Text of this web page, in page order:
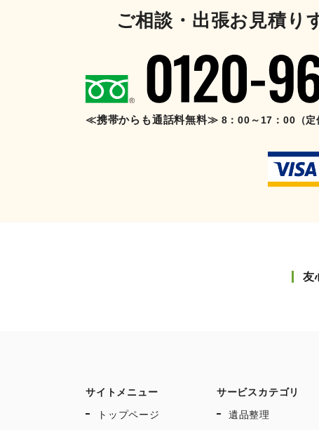
ご相談・出張お見積り
≪携帯からも通話料無料≫ 8：00～17：00（定
友
サイトメニュー
トップページ
サービスカテゴリ
遺品整理